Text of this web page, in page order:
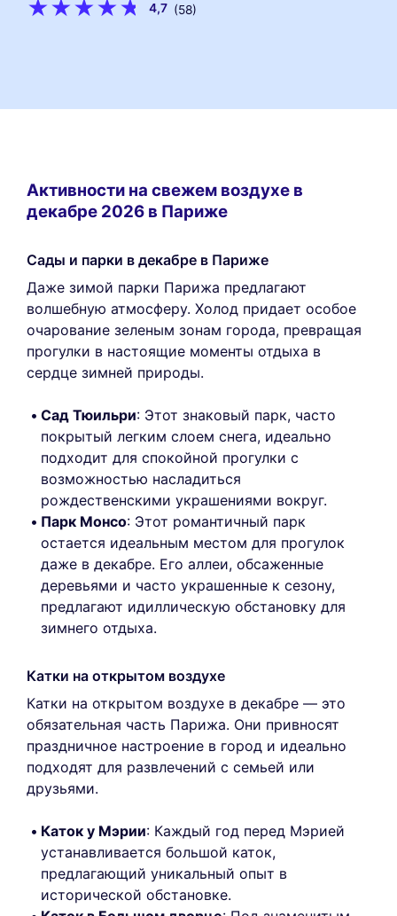
4,7 (58)
Активности на свежем воздухе в
декабре 2026 в Париже
Сады и парки в декабре в Париже
Даже зимой парки Парижа предлагают
волшебную атмосферу. Холод придает особое
очарование зеленым зонам города, превращая
прогулки в настоящие моменты отдыха в
сердце зимней природы.
Сад Тюильри: Этот знаковый парк, часто
покрытый легким слоем снега, идеально
подходит для спокойной прогулки с
возможностью насладиться
рождественскими украшениями вокруг.
Парк Монсо: Этот романтичный парк
остается идеальным местом для прогулок
даже в декабре. Его аллеи, обсаженные
деревьями и часто украшенные к сезону,
предлагают идиллическую обстановку для
зимнего отдыха.
Катки на открытом воздухе
Катки на открытом воздухе в декабре — это
обязательная часть Парижа. Они привносят
праздничное настроение в город и идеально
подходят для развлечений с семьей или
друзьями.
Каток у Мэрии: Каждый год перед Мэрией
устанавливается большой каток,
предлагающий уникальный опыт в
исторической обстановке.